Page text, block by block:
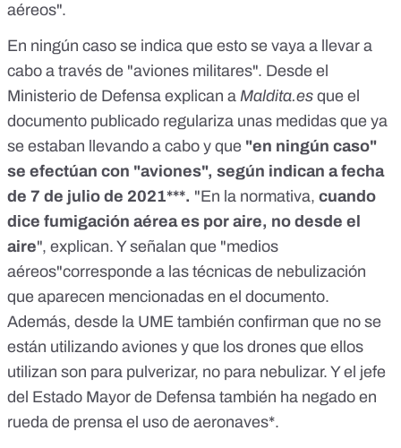
aéreos".
En ningún caso se indica que esto se vaya a llevar a
cabo a través de "aviones militares". Desde el
Ministerio de Defensa explican a Maldita.es que el
documento publicado regulariza unas medidas que ya
se estaban llevando a cabo y que "en ningún caso"
se efectúan con "aviones", según indican a fecha
de 7 de julio de 2021***. "En la normativa, cuando
dice fumigación aérea es por aire, no desde el
aire", explican. Y señalan que "medios
aéreos"corresponde a las técnicas de nebulización
que aparecen mencionadas en el documento.
Además, desde la UME también confirman que no se
están utilizando aviones y que los drones que ellos
utilizan son para pulverizar, no para nebulizar. Y el jefe
del Estado Mayor de Defensa también ha negado en
rueda de prensa el uso de aeronaves*.